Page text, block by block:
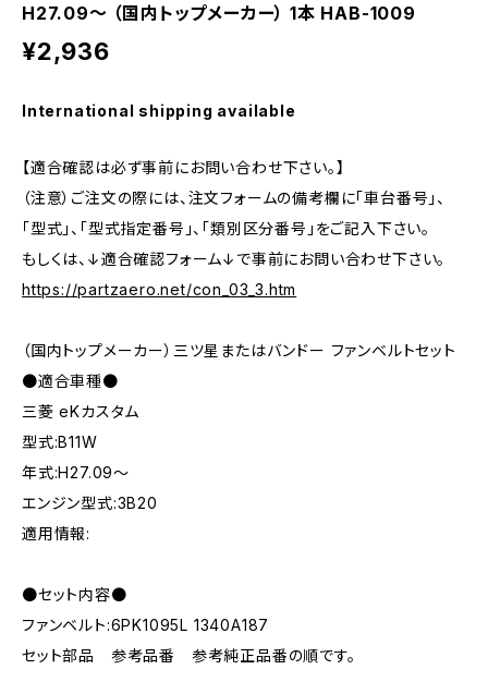
H27.09～ （国内トップメーカー） 1本 HAB-1009
¥2,936
International shipping available
【適合確認は必ず事前にお問い合わせ下さい。】
（注意）ご注文の際には、注文フォームの備考欄に「車台番号」、
「型式」、「型式指定番号」、「類別区分番号」をご記入下さい。
もしくは、↓適合確認フォーム↓で事前にお問い合わせ下さい。
https://partzaero.net/con_03_3.htm
（国内トップメーカー）三ツ星またはバンドー ファンベルトセット
●適合車種●
三菱 eKカスタム
型式:B11W
年式:H27.09～
エンジン型式:3B20
適用情報:
●セット内容●
ファンベルト:6PK1095L 1340A187
セット部品 参考品番 参考純正品番の順です。